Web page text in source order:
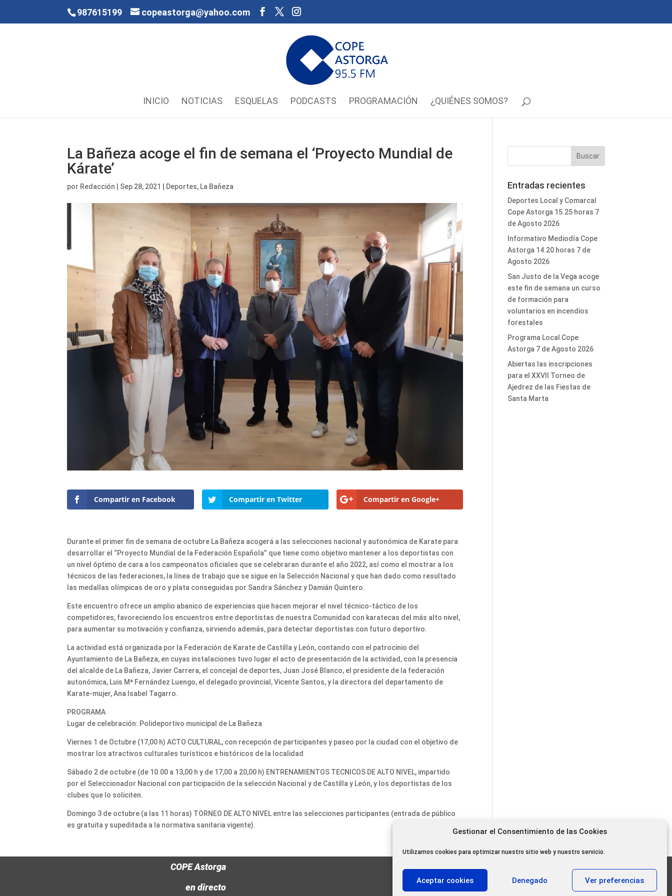
Gestionar el Consentimiento de las Cookies
Utilizamos cookies para optimizar nuestro sitio web y nuestro servicio.
Aceptar cookies Denegado Ver preferencias
987615199 copeastorga@yahoo.com
INICIO NOTICIAS ESQUELAS PODCASTS PROGRAMACIÓN ¿QUIÉNES SOMOS?
La Bañeza acoge el fin de semana el ‘Proyecto Mundial de
Kárate’
por Redacción Sep 28, 2021 Deportes, La Bañeza
Compartir en Facebook Compartir en Twitter Compartir en Google+
Durante el primer fin de semana de octubre La Bañeza acogerá a las selecciones nacional y autonómica de Karate para
desarrollar el “Proyecto Mundial de la Federación Española” que tiene como objetivo mantener a los deportistas con
un nivel óptimo de cara a los campeonatos oficiales que se celebraran durante el año 2022, así como el mostrar a los
técnicos de las federaciones, la línea de trabajo que se sigue en la Selección Nacional y que han dado como resultado
las medallas olímpicas de oro y plata conseguidas por Sandra Sánchez y Damián Quintero.
Este encuentro ofrece un amplio abanico de experiencias que hacen mejorar el nivel técnico-táctico de los
competidores, favoreciendo los encuentros entre deportistas de nuestra Comunidad con karatecas del más alto nivel,
para aumentar su motivación y confianza, sirviendo además, para detectar deportistas con futuro deportivo.
La actividad está organizada por la Federación de Karate de Castilla y León, contando con el patrocinio del
Ayuntamiento de La Bañeza, en cuyas instalaciones tuvo lugar el acto de presentación de la actividad, con la presencia
del alcalde de La Bañeza, Javier Carrera, el concejal de deportes, Juan José Blanco, el presidente de la federación
autonómica, Luis Mª Fernández Luengo, el delegado provincial, Vicente Santos, y la directora del departamento de
Karate-mujer, Ana Isabel Tagarro.
PROGRAMA
Lugar de celebración: Polideportivo municipal de La Bañeza
Viernes 1 de Octubre (17,00 h) ACTO CULTURAL, con recepción de participantes y paseo por la ciudad con el objetivo de
mostrar los atractivos culturales turísticos e históricos de la localidad
Sábado 2 de octubre (de 10.00 a 13,00 h y de 17,00 a 20,00 h) ENTRENAMIENTOS TECNICOS DE ALTO NIVEL, impartido
por el Seleccionador Nacional con participación de la selección Nacional y de Castilla y León, y los deportistas de los
clubes que lo soliciten.
Domingo 3 de octubre (a las 11 horas) TORNEO DE ALTO NIVEL entre las selecciones participantes (entrada de público
es gratuita y supeditada a la normativa sanitaria vigente).
Entradas recientes
Deportes Local y Comarcal
Cope Astorga 15.25 horas 7
de Agosto 2026
Informativo Mediodía Cope
Astorga 14.20 horas 7 de
Agosto 2026
San Justo de la Vega acoge
este fin de semana un curso
de formación para
voluntarios en incendios
forestales
Programa Local Cope
Astorga 7 de Agosto 2026
Abiertas las inscripciones
para el XXVII Torneo de
Ajedrez de las Fiestas de
Santa Marta
COPE Astorga
en directo
11.000 oyentes diarios
11.000 Gracias